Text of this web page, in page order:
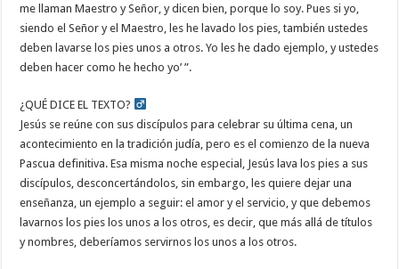
me llaman Maestro y Señor, y dicen bien, porque lo soy. Pues si yo,
siendo el Señor y el Maestro, les he lavado los pies, también ustedes
deben lavarse los pies unos a otros. Yo les he dado ejemplo, y ustedes
deben hacer como he hecho yo’ ”.
¿QUÉ DICE EL TEXTO? ‍
Jesús se reúne con sus discípulos para celebrar su última cena, un
acontecimiento en la tradición judía, pero es el comienzo de la nueva
Pascua definitiva. Esa misma noche especial, Jesús lava los pies a sus
discípulos, desconcertándolos, sin embargo, les quiere dejar una
enseñanza, un ejemplo a seguir: el amor y el servicio, y que debemos
lavarnos los pies los unos a los otros, es decir, que más allá de títulos
y nombres, deberíamos servirnos los unos a los otros.